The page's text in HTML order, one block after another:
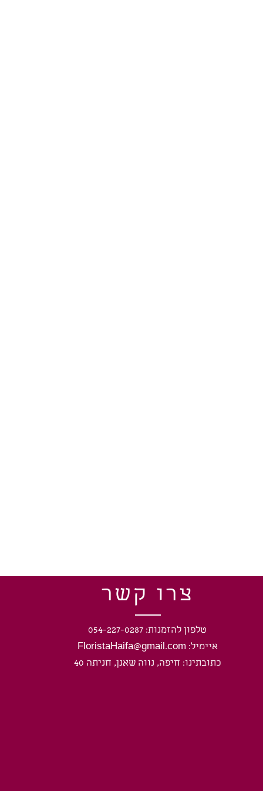
צרו קשר
טלפון להזמנות: 054-227-0287
איימיל: FloristaHaifa@gmail.com
כתובתינו: חיפה, נווה שאנן, חניתה 40